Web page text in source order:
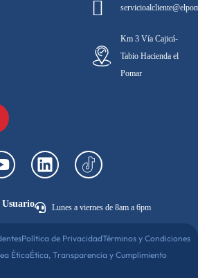
Km 3 Vía Cajicá-
Tabio Hacienda el
Pomar
Lunes a viernes de 8am a 6pm
Política de PrivacidadTérminos y Condiciones
ÉticaÉtica, Transparencia y Cumplimiento